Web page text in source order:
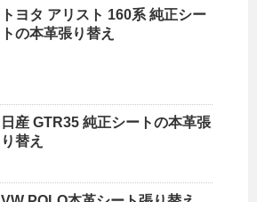
トヨタ アリスト 160系 純正シー
トの本革張り替え
日産 GTR35 純正シートの本革張
り替え